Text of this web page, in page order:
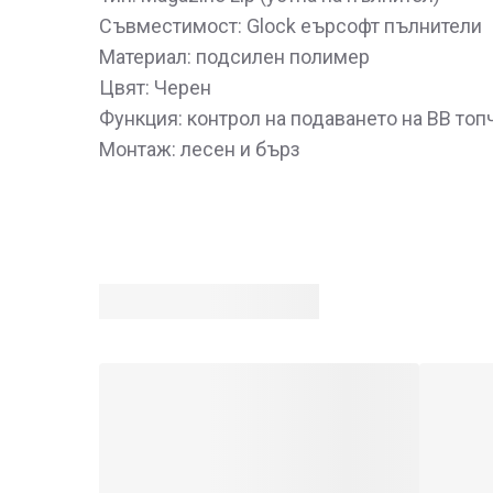
Съвместимост: Glock еърсофт пълнители
Материал: подсилен полимер
Цвят: Черен
Функция: контрол на подаването на BB
Монтаж: лесен и бърз